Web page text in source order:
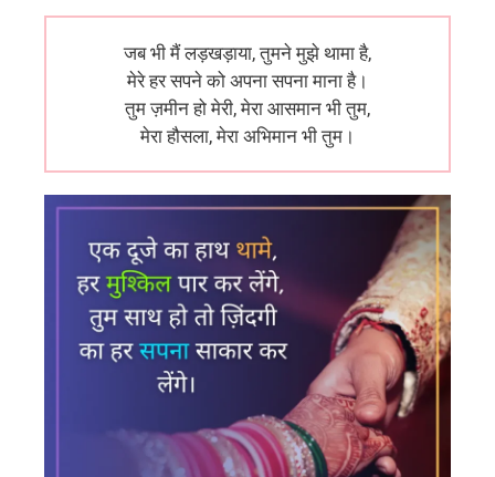
जब भी मैं लड़खड़ाया, तुमने मुझे थामा है,
मेरे हर सपने को अपना सपना माना है।
तुम ज़मीन हो मेरी, मेरा आसमान भी तुम,
मेरा हौसला, मेरा अभिमान भी तुम।